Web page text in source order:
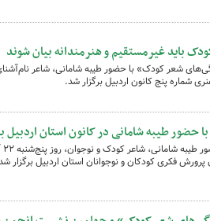
باید غیرمستقیم و هنرمندانه بیان شوند
طیبه شامانی در کانون استان اردبیل
پرورش فکری کودکان و نوجوانان استان اردبیل برگزار